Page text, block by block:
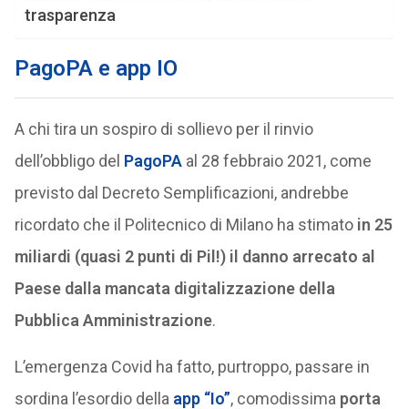
trasparenza
PagoPA e app IO
A chi tira un sospiro di sollievo per il rinvio
dell’obbligo del PagoPA al 28 febbraio 2021, come
previsto dal Decreto Semplificazioni, andrebbe
ricordato che il Politecnico di Milano ha stimato in 25
miliardi (quasi 2 punti di Pil!) il danno arrecato al
Paese dalla mancata digitalizzazione della
Pubblica Amministrazione.
L’emergenza Covid ha fatto, purtroppo, passare in
sordina l’esordio della app “Io”, comodissima porta